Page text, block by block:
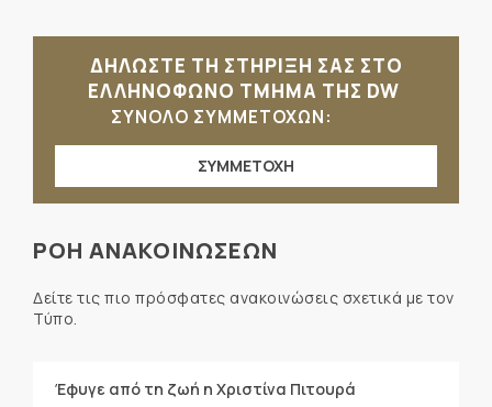
ΔΗΛΩΣΤΕ ΤΗ ΣΤΗΡΙΞΗ ΣΑΣ ΣΤΟ
ΕΛΛΗΝΟΦΩΝΟ ΤΜΗΜΑ ΤΗΣ DW
ΣΥΝΟΛΟ ΣΥΜΜΕΤΟΧΩΝ:
ΣΥΜΜΕΤΟΧΗ
ΡΟΗ ΑΝΑΚΟΙΝΩΣΕΩΝ
Δείτε τις πιο πρόσφατες ανακοινώσεις σχετικά με τον
Τύπο.
Έφυγε από τη ζωή η Χριστίνα Πιτουρά